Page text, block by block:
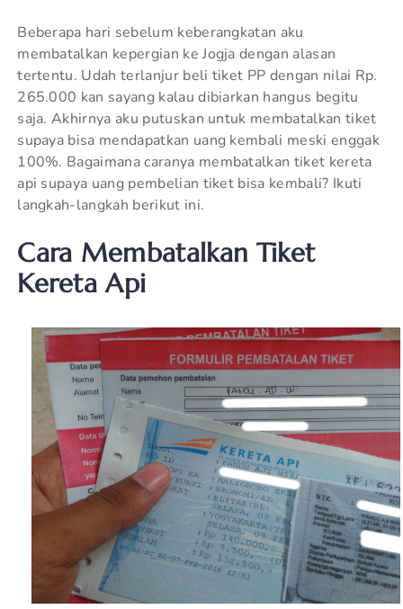
Beberapa hari sebelum keberangkatan aku
membatalkan kepergian ke Jogja dengan alasan
tertentu. Udah terlanjur beli tiket PP dengan nilai Rp.
265.000 kan sayang kalau dibiarkan hangus begitu
saja. Akhirnya aku putuskan untuk membatalkan tiket
supaya bisa mendapatkan uang kembali meski enggak
100%. Bagaimana caranya membatalkan tiket kereta
api supaya uang pembelian tiket bisa kembali? Ikuti
langkah-langkah berikut ini.
Cara Membatalkan Tiket
Kereta Api